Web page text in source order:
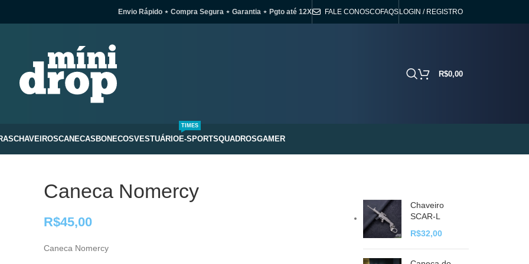
Envio Rápido ⋆ Compra Segura ⋆ Garantia ⋆ Pgto até 12X FALE CONOSCOFAQS LOGIN / REGISTRO
R$0,00
CHAVEIROSCANECAS BONECOSVESTUÁRIOE-SPORTS
TIMES
QUADROSGAMER
Caneca Nomercy
R$45,00
Caneca Nomercy
Chaveiro
SCAR-L
R$32,00